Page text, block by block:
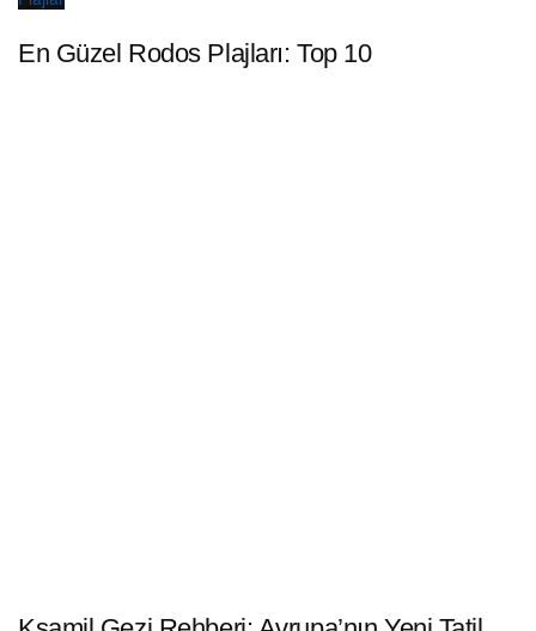
En Güzel Rodos Plajları: Top 10